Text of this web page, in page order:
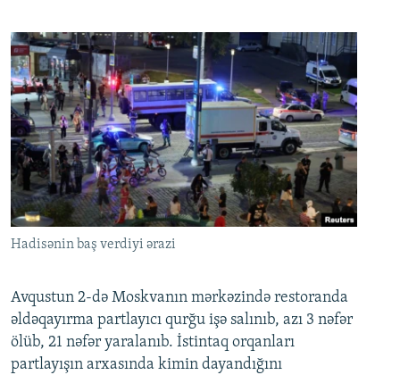
Hadisənin baş verdiyi ərazi
Avqustun 2-də Moskvanın mərkəzində restoranda
əldəqayırma partlayıcı qurğu işə salınıb, azı 3 nəfər
ölüb, 21 nəfər yaralanıb. İstintaq orqanları
partlayışın arxasında kimin dayandığını